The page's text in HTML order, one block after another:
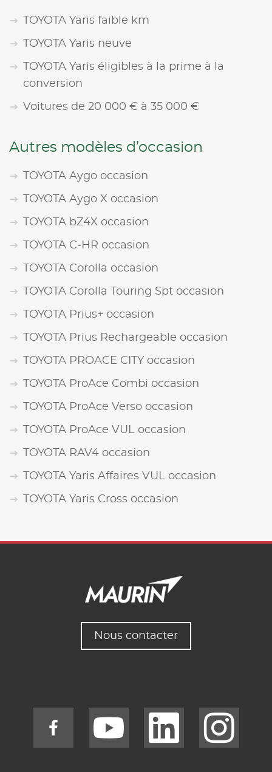
TOYOTA Yaris faible km
TOYOTA Yaris neuve
TOYOTA Yaris éligibles à la prime à la
conversion
Voitures de 20 000 € à 35 000 €
Autres modèles d’occasion
TOYOTA Aygo occasion
TOYOTA Aygo X occasion
TOYOTA bZ4X occasion
TOYOTA C-HR occasion
TOYOTA Corolla occasion
TOYOTA Corolla Touring Spt occasion
TOYOTA Prius+ occasion
TOYOTA Prius Rechargeable occasion
TOYOTA PROACE CITY occasion
TOYOTA ProAce Combi occasion
TOYOTA ProAce Verso occasion
TOYOTA ProAce VUL occasion
TOYOTA RAV4 occasion
TOYOTA Yaris Affaires VUL occasion
TOYOTA Yaris Cross occasion
Nous contacter